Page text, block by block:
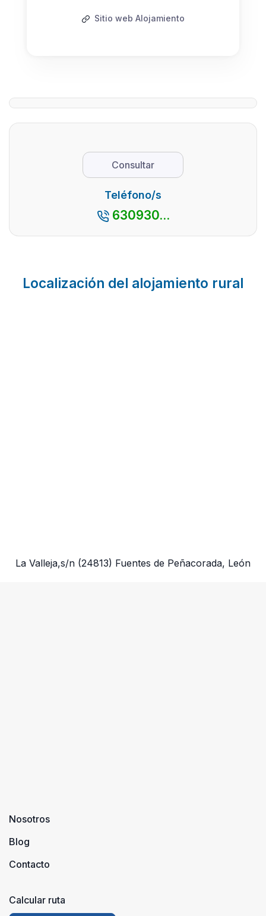
Sitio web Alojamiento
Consultar
Teléfono/s
630930...
Localización del alojamiento rural
La Valleja,s/n (24813) Fuentes de Peñacorada, León
Nosotros
Blog
Contacto
Calcular ruta